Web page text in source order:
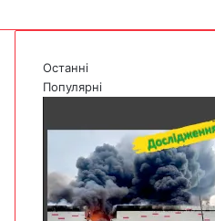
Останні
Популярні